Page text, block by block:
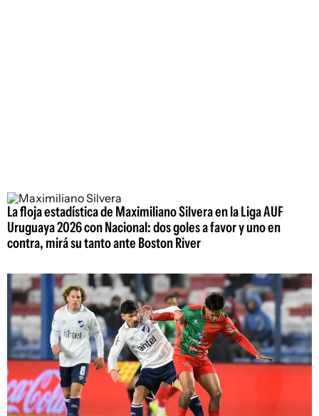
La floja estadística de Maximiliano Silvera en la Liga AUF
Uruguaya 2026 con Nacional: dos goles a favor y uno en
contra, mirá su tanto ante Boston River